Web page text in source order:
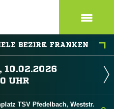
BEZIRK FRANKEN


TSV Pfedelbach, Weststr.